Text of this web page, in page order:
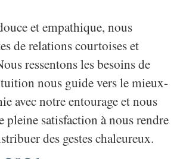
et empathique, nous
de relations courtoises et
ressentons les besoins de
nous guide vers le mieux-
avec notre entourage et nous
pleine satisfaction à nous rendre
des gestes chaleureux.